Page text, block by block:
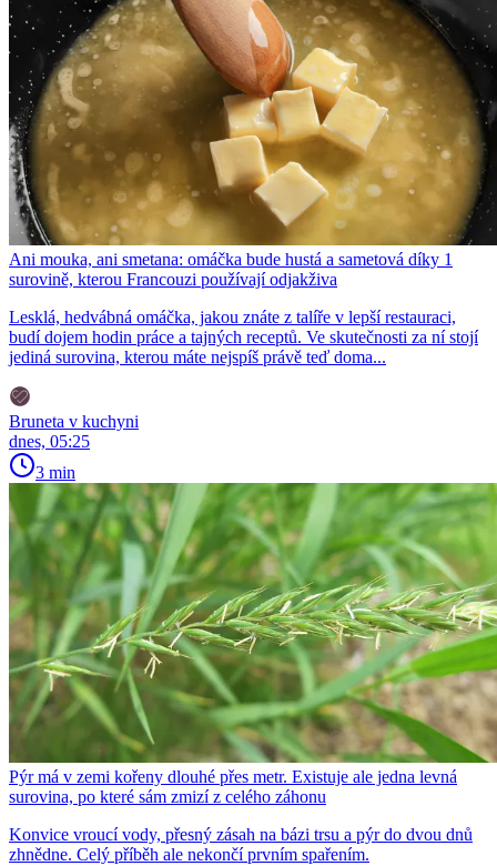
Ani mouka, ani smetana: omáčka bude hustá a sametová díky 1
surovině, kterou Francouzi používají odjakživa
Lesklá, hedvábná omáčka, jakou znáte z talíře v lepší restauraci,
budí dojem hodin práce a tajných receptů. Ve skutečnosti za ní stojí
jediná surovina, kterou máte nejspíš právě teď doma...
Bruneta v kuchyni
dnes, 05:25
3 min
Pýr má v zemi kořeny dlouhé přes metr. Existuje ale jedna levná
surovina, po které sám zmizí z celého záhonu
Konvice vroucí vody, přesný zásah na bázi trsu a pýr do dvou dnů
zhnědne. Celý příběh ale nekončí prvním spařením.